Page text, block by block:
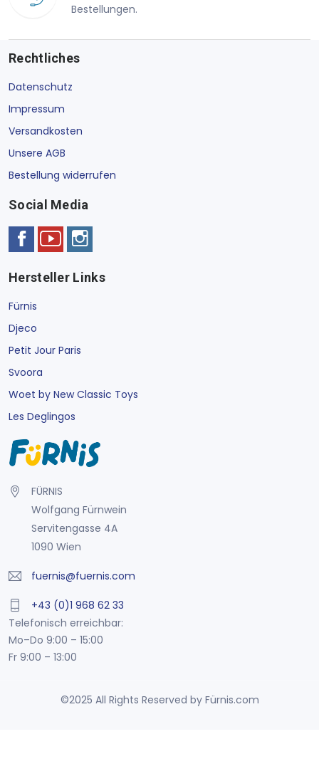
Bestellungen.
Rechtliches
Datenschutz
Impressum
Versandkosten
Unsere AGB
Bestellung widerrufen
Social Media
Hersteller Links
Fürnis
Djeco
Petit Jour Paris
Svoora
Woet by New Classic Toys
Les Deglingos
FÜRNIS
Wolfgang Fürnwein
Servitengasse 4A
1090 Wien
fuernis@fuernis.com
+43 (0)1 968 62 33
Telefonisch erreichbar:
Mo–Do 9:00 – 15:00
Fr 9:00 – 13:00
©2025 All Rights Reserved by Fürnis.com